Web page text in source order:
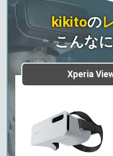
kikitoの
こんな
Xperia